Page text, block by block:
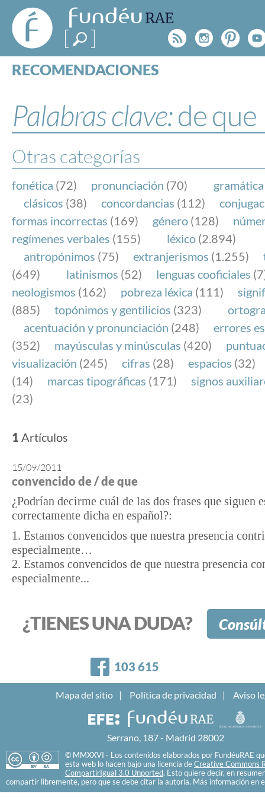
FundéuRAE
- Fundación
del Español
Urgente
Rss
RECOMENDACIONES
ESPECIALES
BLOG
NOTICIAS
SOBRE LA FUNDÉURAE
FundéuRAE es una fundación patrocinada por la
y la Real Academia Española, cuyo objetivo es
el buen uso del español en los medios de
Internet.
Palabras clave:de que
Otras categorías
fonética (72) pronunciación (70) gramática
clásicos (38) concordancias (112)
formas incorrectas (169) género (128)
regímenes verbales (155) léxico (2.894)
antropónimos (75) extranjerismos (1.255)
(649)
latinismos (52) lenguas cooficiales
neologismos (162) pobreza léxica (111)
(885)
topónimos y gentilicios (323)
acentuación y pronunciación (248)
errores
(352)
mayúsculas y minúsculas (420)
visualización (245) cifras (28) espacios (32)
(14)
marcas tipográficas (171)
signos
(23)
1 Artículos
15/09/2011
convencido de / de que
¿Podrían decirme cuál de las dos frases que siguen
correctamente dicha en español?:
1. Estamos convencidos que nuestra presencia
especialmente…
2. Estamos convencidos de que nuestra presencia
especialmente...
¿TIENES UNA DUDA?
Facebook
103 615
Mapa del sitio Política de privacidad Aviso
Serrano, 187 - Madrid 28002
© MMXXVI - Los contenidos elaborados por FundéuRAE
esta web lo hacen bajo una licencia de Creative Commons
CompartirIgual 3.0 Unported. Esto quiere decir, en
compartir libremente, pero que se debe citar la autoría. Más información en